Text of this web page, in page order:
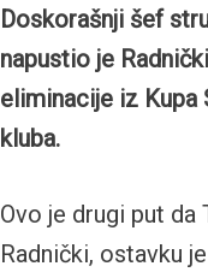
Doskorašnji šef
napustio je
eliminacije iz Kupa
kluba.
Ovo je drugi put da
Radnički, ostavku